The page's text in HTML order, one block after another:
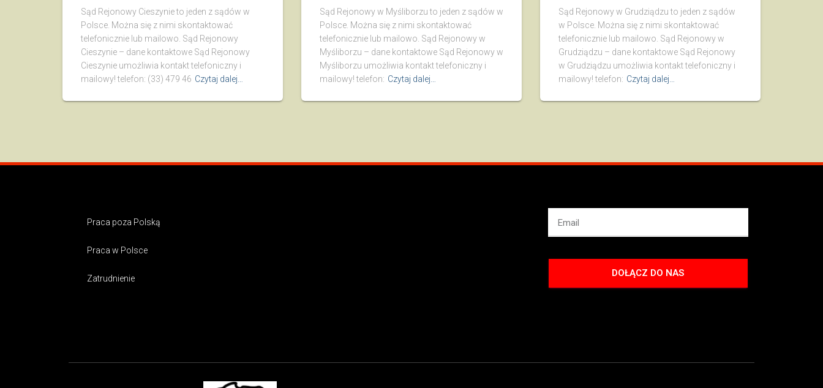
Sąd Rejonowy Cieszynie to jeden z sądów w
Polsce. Można się z nimi skontaktować
telefonicznie lub mailowo. Sąd Rejonowy
Cieszynie – dane kontaktowe Sąd Rejonowy
Cieszynie umożliwia kontakt telefoniczny i
mailowy! telefon: (33) 479 46 Czytaj dalej…
Sąd Rejonowy w Myśliborzu to jeden z sądów w
Polsce. Można się z nimi skontaktować
telefonicznie lub mailowo. Sąd Rejonowy w
Myśliborzu – dane kontaktowe Sąd Rejonowy w
Myśliborzu umożliwia kontakt telefoniczny i
mailowy! telefon: Czytaj dalej…
Sąd Rejonowy w Grudziądzu to jeden z sądów
w Polsce. Można się z nimi skontaktować
telefonicznie lub mailowo. Sąd Rejonowy w
Grudziądzu – dane kontaktowe Sąd Rejonowy
w Grudziądzu umożliwia kontakt telefoniczny i
mailowy! telefon: Czytaj dalej…
Praca poza Polską
Praca w Polsce
Zatrudnienie DOŁĄCZ DO NAS